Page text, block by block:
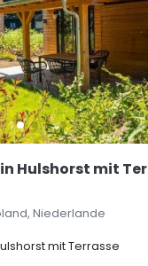
Hulshorst mit
Niederlande
mit Terrasse